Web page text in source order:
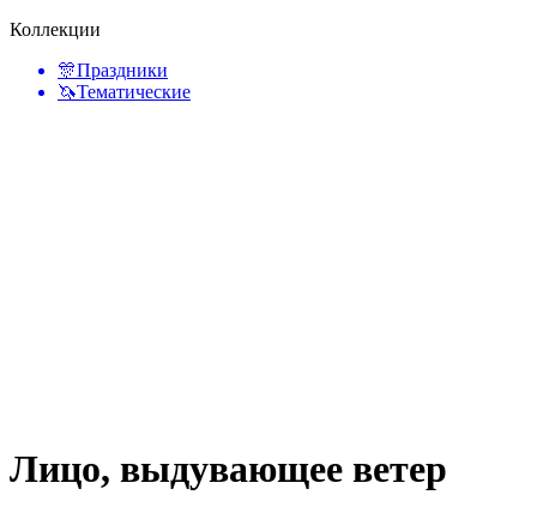
Коллекции
🎊Праздники
🦄Тематические
Лицо, выдувающее ветер